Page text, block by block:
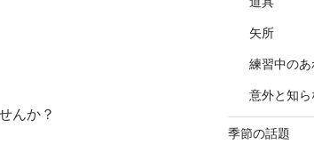
んか？
矢所
練習中のあ
意外と知
季節の話題